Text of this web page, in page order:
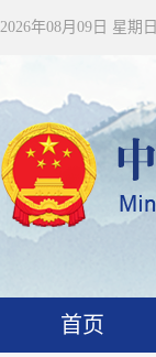
2026年08月09日 星期日
首页